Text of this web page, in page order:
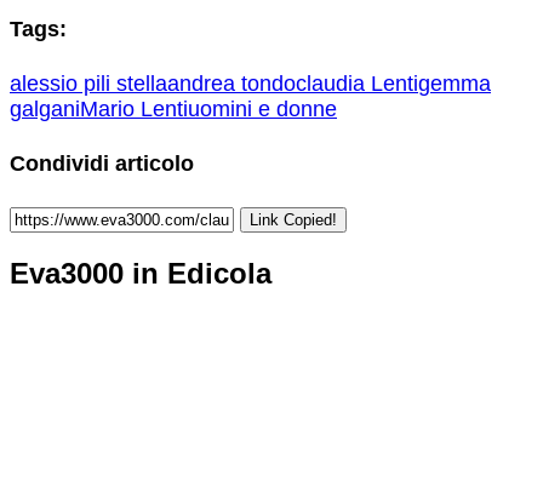
Tags:
alessio pili stellaandrea tondoclaudia Lentigemma
galganiMario Lentiuomini e donne
Condividi articolo
Link Copied!
Eva3000 in Edicola